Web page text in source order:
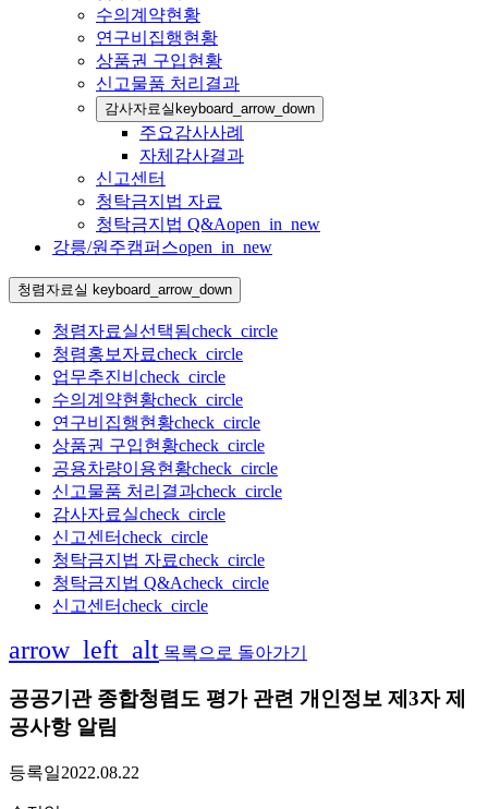
수의계약현황
연구비집행현황
상품권 구입현황
신고물품 처리결과
감사자료실keyboard_arrow_down
주요감사사례
자체감사결과
신고센터
청탁금지법 자료
청탁금지법 Q&Aopen_in_new
강릉/원주캠퍼스open_in_new
청렴자료실 keyboard_arrow_down
청렴자료실선택됨check_circle
청렴홍보자료check_circle
업무추진비 check_circle
수의계약현황check_circle
연구비집행현황check_circle
상품권 구입현황check_circle
공용차량이용현황check_circle
신고물품 처리결과check_circle
감사자료실check_circle
신고센터check_circle
청탁금지법 자료check_circle
청탁금지법 Q&Acheck_circle
신고센터check_circle
arrow_left_alt 목록으로 돌아가기
공공기관 종합청렴도 평가 관련 개인정보 제3자 제
공사항 알림
등록일2022.08.22